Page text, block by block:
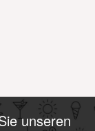
unseren